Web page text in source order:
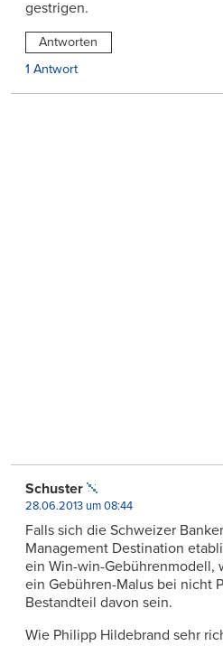
gestrigen.
Antworten
1 Antwort
Schuster
28.06.2013 um 08:44
Falls sich die Schweizer
Management Destination
ein Win-win-Gebührenmodell,
ein Gebühren-Malus bei nicht
Bestandteil davon sein.
Wie Philipp Hildebrand sehr